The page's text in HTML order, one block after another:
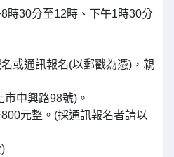
時30分至12時、下午1時30分
或通訊報名(以郵戳為憑)，親
中興路98號)。
元整。(採通訊報名者請以